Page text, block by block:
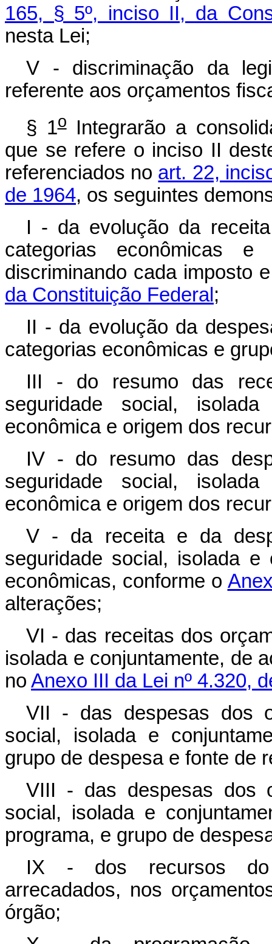
165, § 5º, inciso II, da
nesta Lei;
V - discriminação da
referente aos orçamentos
§ 1oIntegrarão a
que se refere o inciso II
referenciados no art. 22,
de 1964, os seguintes
I - da evolução da
categorias econômicas
discriminando cada imposto
da Constituição Federal ;
II - da evolução da
categorias econômicas e
III - do resumo das
seguridade social,
econômica e origem dos
IV - do resumo das
seguridade social,
econômica e origem dos
V - da receita e da
seguridade social, isolada e
econômicas, conforme o
alterações;
VI - das receitas dos
isolada e conjuntamente, de
no Anexo III da Lei nº 4.320,
VII - das despesas dos
social, isolada e
grupo de despesa e fonte de
VIII - das despesas dos
social, isolada e
programa, e grupo de
IX - dos recursos do
arrecadados, nos
órgão;